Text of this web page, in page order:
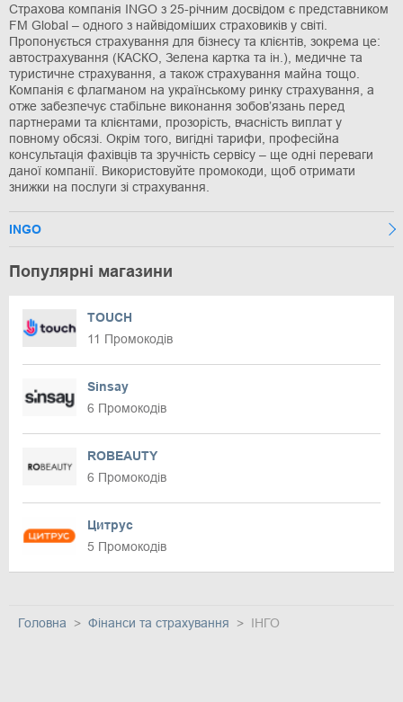
Страхова компанія INGO з 25-річним досвідом є представником
FM Global – одного з найвідоміших страховиків у світі.
Пропонується страхування для бізнесу та клієнтів, зокрема це:
автострахування (КАСКО, Зелена картка та ін.), медичне та
туристичне страхування, а також страхування майна тощо.
Компанія є флагманом на українському ринку страхування, а
отже забезпечує стабільне виконання зобов’язань перед
партнерами та клієнтами, прозорість, вчасність виплат у
повному обсязі. Окрім того, вигідні тарифи, професійна
консультація фахівців та зручність сервісу – ще одні переваги
даної компанії. Використовуйте промокоди, щоб отримати
знижки на послуги зі страхування.
INGO
Популярні магазини
TOUCH
11 Промокодів
Sinsay
6 Промокодів
ROBEAUTY
6 Промокодів
Цитрус
5 Промокодів
Головна Фінанси та страхування ІНГО